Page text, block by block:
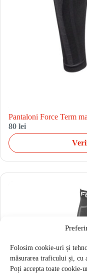
Folosim cookie-uri și
măsurarea traficului și, cu
Poți accepta toate cookie-
Pantaloni Force Term
80 lei